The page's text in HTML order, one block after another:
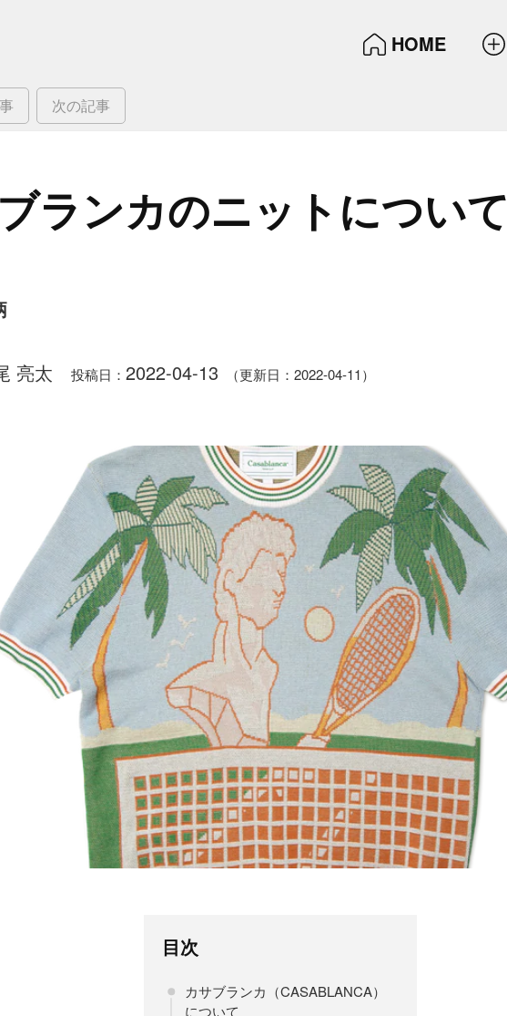
HOME
次の記事
ランカの​ニットに​ついて
亮太 投稿日：2022-04-13 （更新日：2022-04-11）
目次
カサブランカ（CASABLANCA）
について